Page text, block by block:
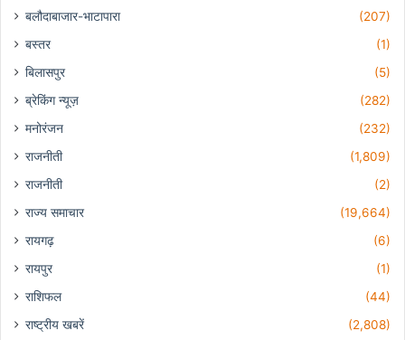
बलौदाबाजार-भाटापारा
(207)
बस्तर
(1)
बिलासपुर
(5)
ब्रेकिंग न्यूज़
(282)
मनोरंजन
(232)
राजनीती
(1,809)
राजनीती
(2)
राज्य समाचार
(19,664)
रायगढ़
(6)
रायपुर
(1)
राशिफल
(44)
राष्ट्रीय खबरें
(2,808)